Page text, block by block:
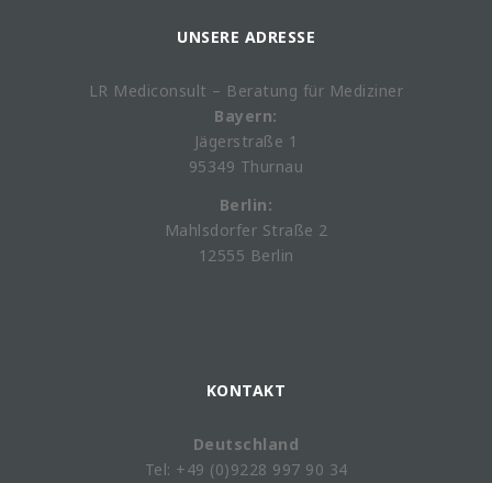
UNSERE ADRESSE
LR Mediconsult – Beratung für Mediziner
Bayern:
Jägerstraße 1
95349 Thurnau
Berlin:
Mahlsdorfer Straße 2
12555 Berlin
KONTAKT
Deutschland
Tel: +49 (0)9228 997 90 34